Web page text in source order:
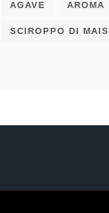
AGAVE AROMA
SCIROPPO DI MAIS